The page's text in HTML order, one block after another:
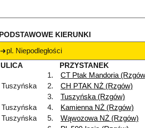
PODSTAWOWE KIERUNKI
pl. Niepodległości
ULICA
PRZYSTANEK
1.
CT Ptak Mandoria
Tuszyńska
2. CH PTAK NŻ (Rzgów)
3.
Tuszyńska (Rzgów)
Tuszyńska
4. Kamienna NŻ (Rzgów)
Tuszyńska
5. Wąwozowa NŻ (Rzgów)